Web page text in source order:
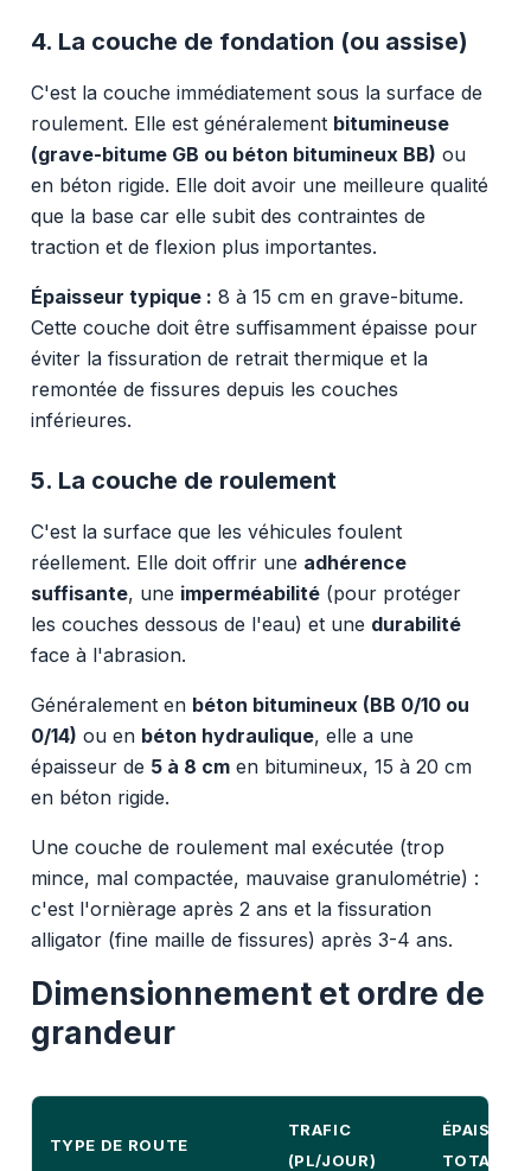
4. La couche de fondation (ou assise)
C'est la couche immédiatement sous la surface de
roulement. Elle est généralement bitumineuse
(grave-bitume GB ou béton bitumineux BB) ou
en béton rigide. Elle doit avoir une meilleure qualité
que la base car elle subit des contraintes de
traction et de flexion plus importantes.
Épaisseur typique : 8 à 15 cm en grave-bitume.
Cette couche doit être suffisamment épaisse pour
éviter la fissuration de retrait thermique et la
remontée de fissures depuis les couches
inférieures.
5. La couche de roulement
C'est la surface que les véhicules foulent
réellement. Elle doit offrir une adhérence
suffisante, une imperméabilité(pour protéger
les couches dessous de l'eau) et une durabilité
face à l'abrasion.
Généralement en béton bitumineux (BB 0/10 ou
0/14) ou en béton hydraulique, elle a une
épaisseur de 5 à 8 cmen bitumineux, 15 à 20 cm
en béton rigide.
Une couche de roulement mal exécutée (trop
mince, mal compactée, mauvaise granulométrie) :
c'est l'ornièrage après 2 ans et la fissuration
alligator (fine maille de fissures) après 3-4 ans.
Dimensionnement et ordre de
grandeur
TYPE DE ROUTE
TRAFIC
(PL/JOUR)
TOTALE